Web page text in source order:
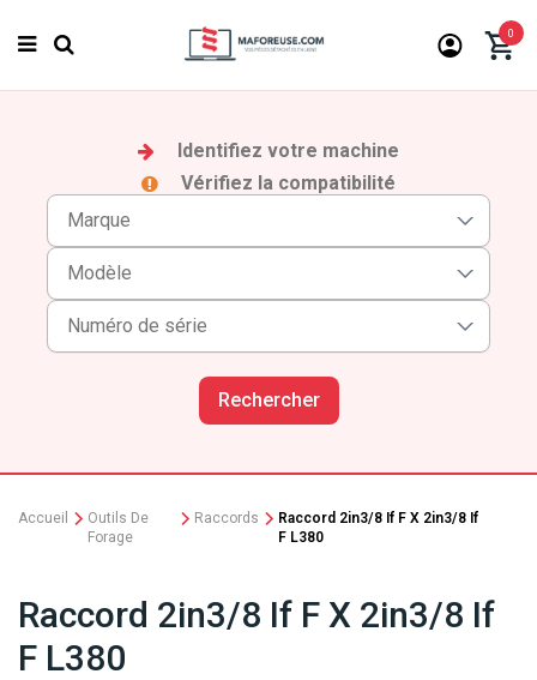
0
Identifiez votre machine
Vérifiez la compatibilité
Rechercher
Accueil
Outils De
Forage
Raccords
Raccord 2in3/8 If F X 2in3/8 If
F L380
Raccord 2in3/8 If F X 2in3/8 If
F L380